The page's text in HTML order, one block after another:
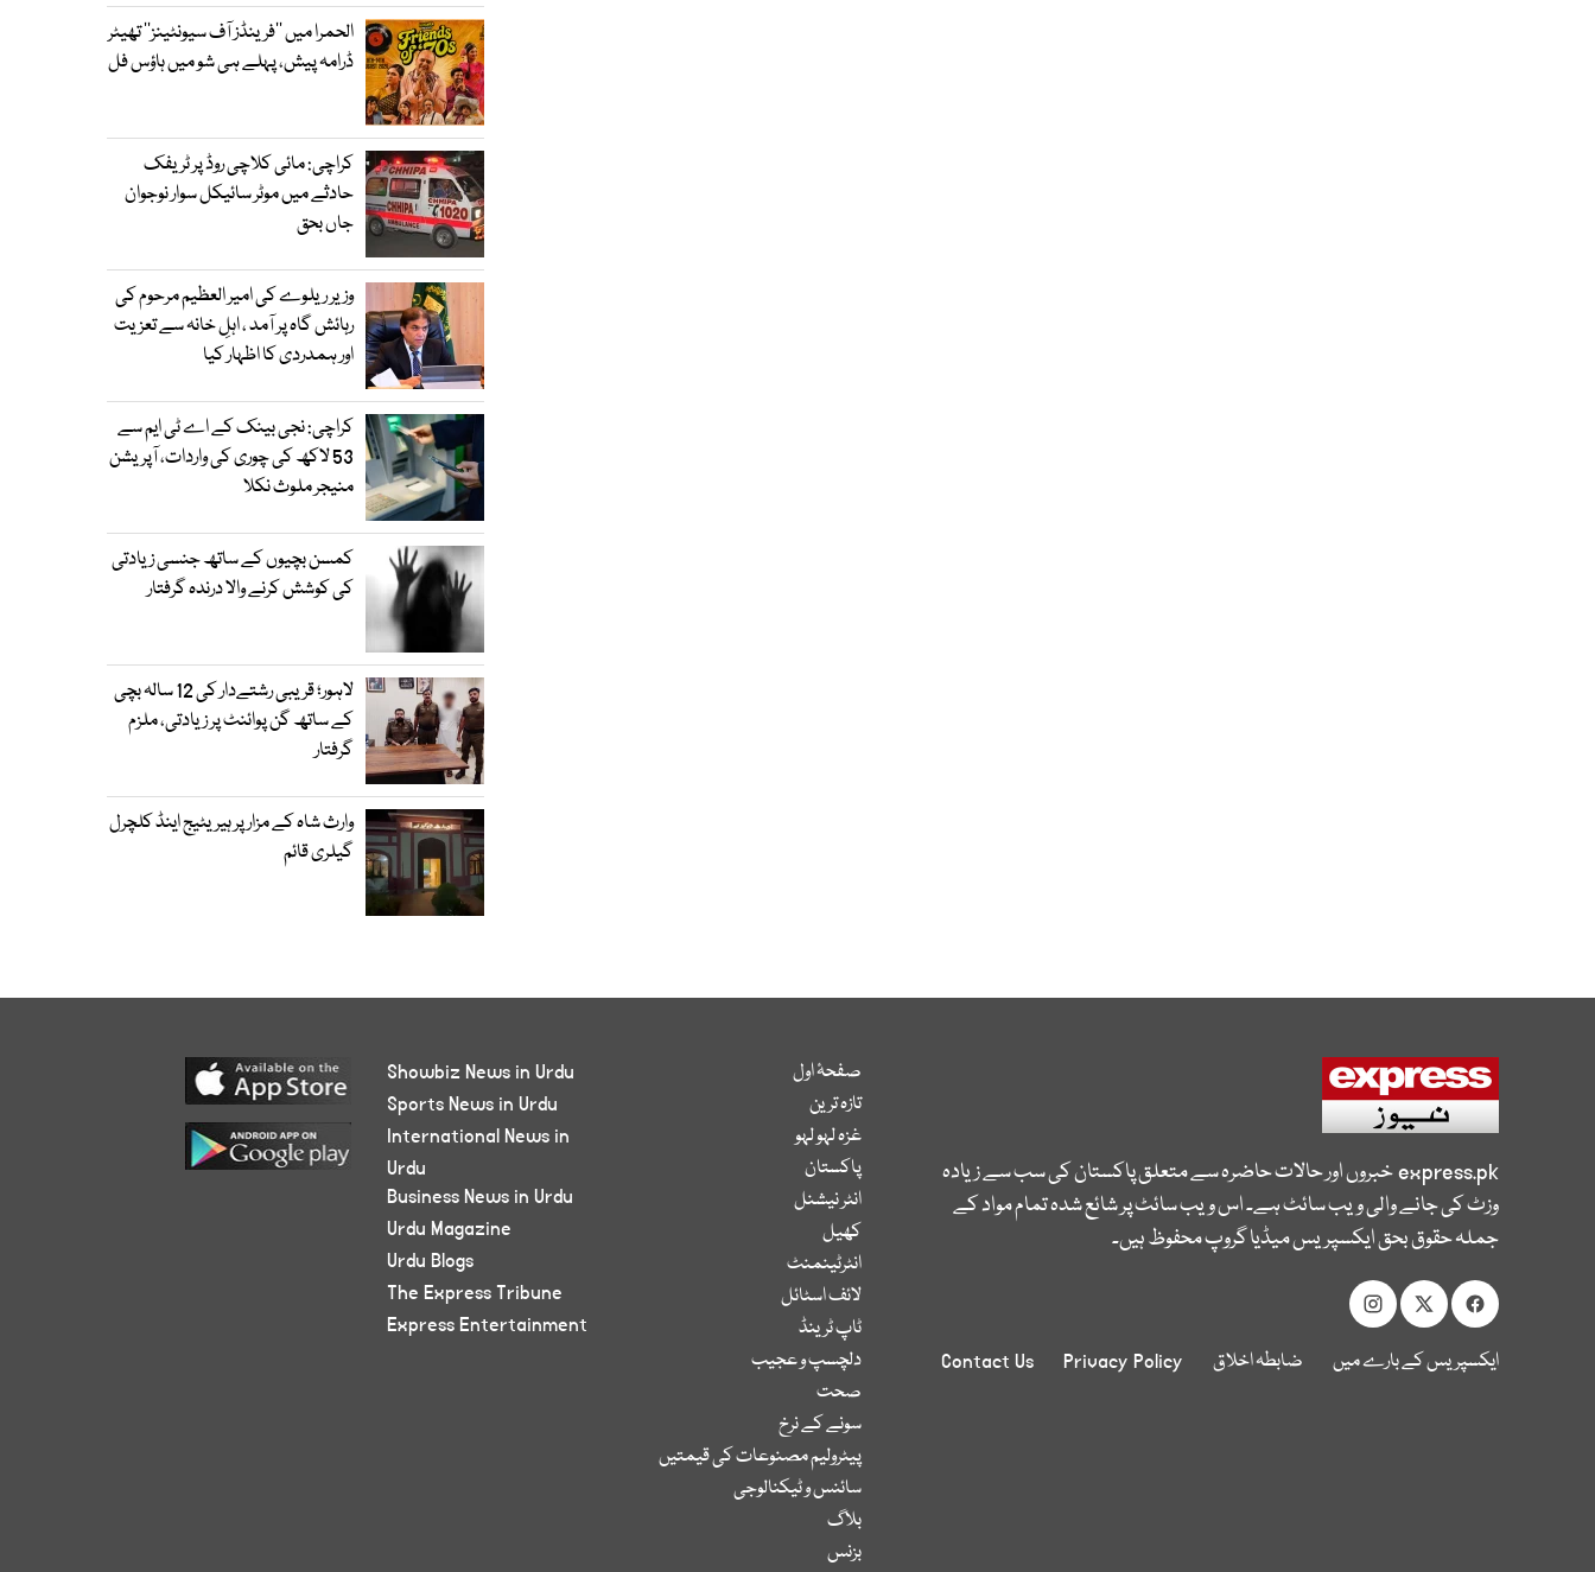
الحمرا میں ’’فرینڈز آف سیونٹینز‘‘ تھیٹر
ڈرامہ پیش، پہلے ہی شو میں ہاؤس فل
کراچی: مائی کلاچی روڈ پر ٹریفک
حادثے میں موٹر سائیکل سوار نوجوان
جاں بحق
وزیر ریلوے کی امیر العظیم مرحوم کی
رہائش گاہ پر آمد ، اہلِ خانہ سے تعزیت
اور ہمدردی کا اظہار کیا
کراچی: نجی بینک کے اے ٹی ایم سے
53 لاکھ کی چوری کی واردات، آپریشن
منیجر ملوث نکلا
کمسن بچیوں کے ساتھ جنسی زیادتی
کی کوشش کرنے والا درندہ گرفتار
لاہور؛ قریبی رشتےدار کی 12 سالہ بچی
کے ساتھ گن پوائنٹ پر زیادتی، ملزم
گرفتار
وارث شاہ کے مزار پر ہیریٹیج اینڈ کلچرل
گیلری قائم
express.pkخبروں اور حالات حاضرہ سے متعلق پاکستان کی سب سے زیادہ
وزٹ کی جانے والی ویب سائٹ ہے۔ اس ویب سائٹ پر شائع شدہ تمام مواد کے
جملہ حقوق بحق ایکسپریس میڈیا گروپ محفوظ ہیں۔
ایکسپریس کے بارے میں ضابطہ اخلاق Privacy Policy
Contact Us
صفحۂ اول
تازہ ترین
غزہ لہو لہو
پاکستان
انٹر نیشنل
کھیل
انٹرٹینمنٹ
لائف اسٹائل
ٹاپ ٹرینڈ
دلچسپ و عجیب
صحت
سونے کے نرخ
پیٹرولیم مصنوعات کی قیمتیں
سائنس و ٹیکنالوجی
بلاگ
بزنس
Showbiz News in Urdu
Sports News in Urdu
International News in
Urdu
Business News in Urdu
Urdu Magazine
Urdu Blogs
The Express Tribune
Express Entertainment